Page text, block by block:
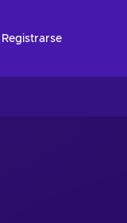
Registrarse